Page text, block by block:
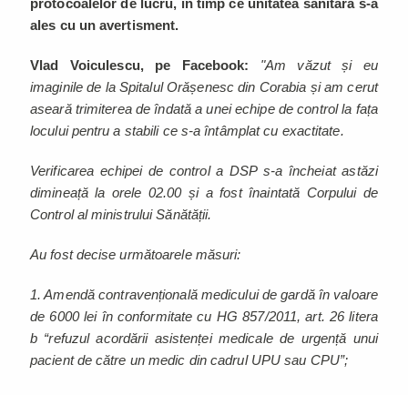
ales cu un avertisment.
Vlad Voiculescu, pe Facebook: "Am văzut și eu
imaginile de la Spitalul Orășenesc din Corabia și am cerut
aseară trimiterea de îndată a unei echipe de control la fața
locului pentru a stabili ce s-a întâmplat cu exactitate.
Verificarea echipei de control a DSP s-a încheiat astăzi
dimineață la orele 02.00 și a fost înaintată Corpului de
Control al ministrului Sănătății.
Au fost decise următoarele măsuri:
1. Amendă contravențională medicului de gardă în valoare
de 6000 lei în conformitate cu HG 857/2011, art. 26 litera
b “refuzul acordării asistenței medicale de urgență unui
pacient de către un medic din cadrul UPU sau CPU”;